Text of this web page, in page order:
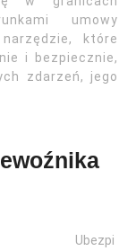
umowy
które
i bezpiecznie,
zdarzeń, jego
Ubezpi